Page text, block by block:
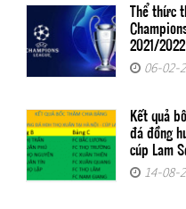
Thể thức
2021/2022
06-02-
Kết quả
đá đồng
cúp Lam
14-08-